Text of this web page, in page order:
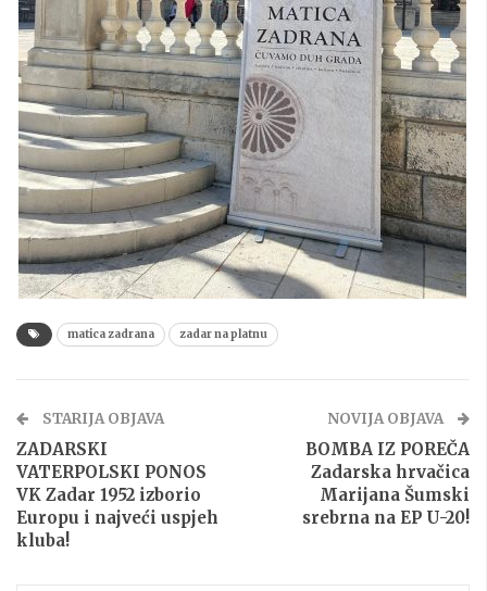
matica zadrana zadar na platnu
STARIJA OBJAVA
ZADARSKI
VATERPOLSKI PONOS
VK Zadar 1952 izborio
Europu i najveći uspjeh
kluba!
NOVIJA OBJAVA
BOMBA IZ POREČA
Zadarska hrvačica
Marijana Šumski
srebrna na EP U-20!